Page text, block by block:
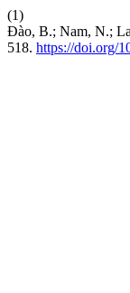
(1)
Đào, B.; Nam, N.;
518. https://doi.org/